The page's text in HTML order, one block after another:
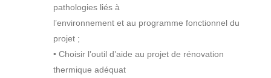
pathologies liés à
l’environnement et au programme fonctionnel du
projet ;
• Choisir l’outil d’aide au projet de rénovation
thermique adéquat